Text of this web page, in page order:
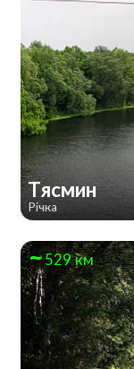
Тясмин
Річка
529 км